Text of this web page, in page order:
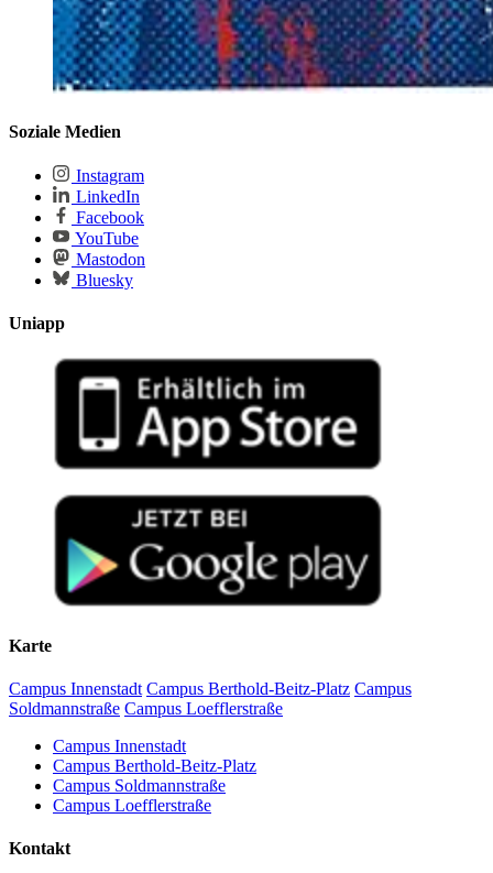
Soziale Medien
Instagram
LinkedIn
Facebook
YouTube
Mastodon
Bluesky
Uniapp
Karte
Campus Innenstadt Campus Berthold-Beitz-Platz Campus
Soldmannstraße Campus Loefflerstraße
Campus Innenstadt
Campus Berthold-Beitz-Platz
Campus Soldmannstraße
Campus Loefflerstraße
Kontakt